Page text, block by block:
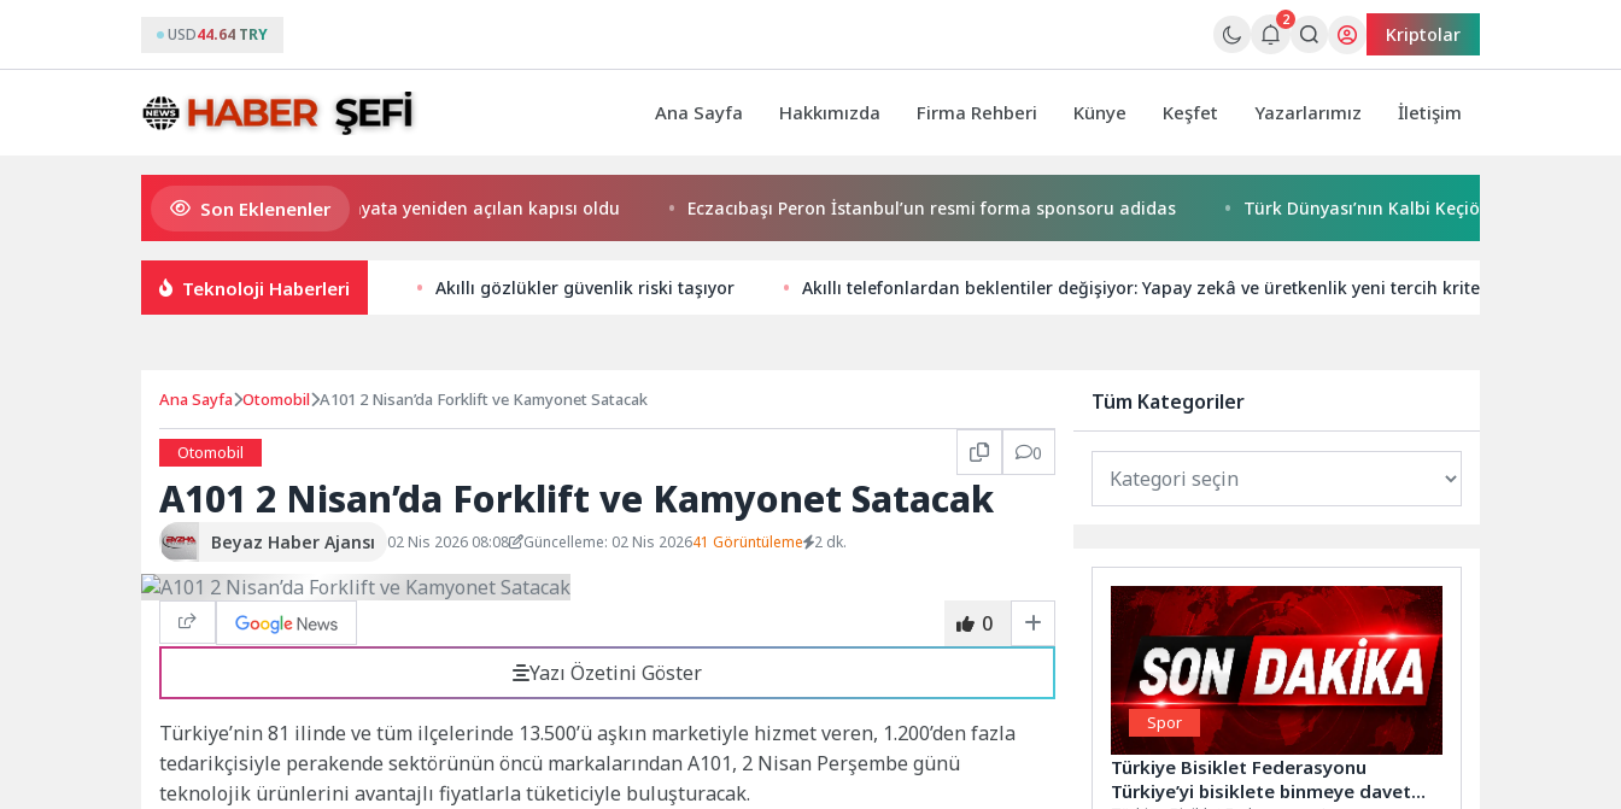
USD44.64 TRY
2
Kriptolar
Ana Sayfa Hakkımızda Firma Rehberi Künye Keşfet Yazarlarımız İletişim
Son Eklenenler
Saadet Mirci Semt Merkezi hayata yeniden açılan kapısı oldu Eczacıbaşı Peron İstanbul’un resmi forma sponsoru adidas Türk Dünyası’nın Kalbi Keçiören’de Attı
Teknoloji Haberleri Akıllı gözlükler güvenlik riski taşıyor Akıllı telefonlardan beklentiler değişiyor: Yapay zekâ ve üretkenlik yeni tercih kriterleri
Ana Sayfa Otomobil A101 2 Nisan’da Forklift ve Kamyonet Satacak
Otomobil 0
A101 2 Nisan’da Forklift ve Kamyonet Satacak
Beyaz Haber Ajansı 02 Nis 2026 08:08 Güncelleme: 02 Nis 202641 Görüntüleme 2 dk.
0
Yazı Özetini Göster
Türkiye’nin 81 ilinde ve tüm ilçelerinde 13.500’ü aşkın marketiyle hizmet veren, 1.200’den fazla
tedarikçisiyle perakende sektörünün öncü markalarından A101, 2 Nisan Perşembe günü
teknolojik ürünlerini avantajlı fiyatlarla tüketiciyle buluşturacak.
Tüm Kategoriler
Spor
Türkiye Bisiklet Federasyonu
Türkiye’yi bisiklete binmeye davet